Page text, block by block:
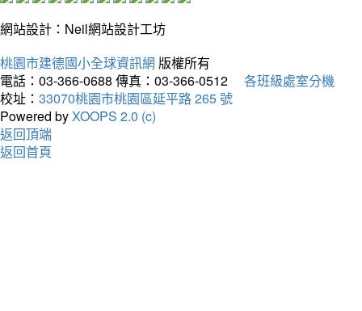
網站設計：Neil網站設計工坊
桃園市建德國小全球資訊網 版權所有
電話：03-366-0688 傳真：03-366-0512
各班級處室分機
校址： 33070桃園市桃園區延平路 265 號
Powered byXOOPS 2.0 (c)
返回頂端
返回首頁